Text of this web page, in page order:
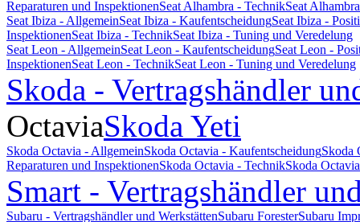
Reparaturen und InspektionenSeat Alhambra - TechnikSeat
Seat Ibiza - AllgemeinSeat Ibiza - KaufentscheidungSeat Ibiza -
InspektionenSeat Ibiza - TechnikSeat Ibiza - Tuning und Veredelung
Seat Leon - AllgemeinSeat Leon - KaufentscheidungSeat Leon -
InspektionenSeat Leon - TechnikSeat Leon - Tuning und Veredelung
Skoda - Vertragshändler
OctaviaSkoda Yeti
Skoda Octavia - AllgemeinSkoda Octavia - KaufentscheidungSkoda
Reparaturen und InspektionenSkoda Octavia - TechnikSkoda
Smart - Vertragshändler
Subaru - Vertragshändler und WerkstättenSubaru ForesterSubaru